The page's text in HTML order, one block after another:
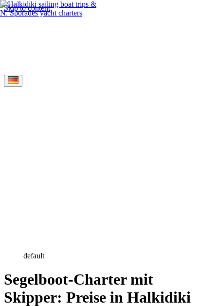
Skip to content
default
Segelboot-Charter mit
Skipper: Preise in Halkidiki